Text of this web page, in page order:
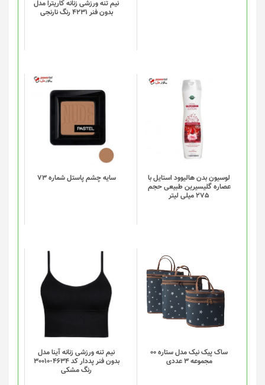
نیم تنه ورزشی زنانه کاریترا مدل
بدون فنر 4231 رنگ نارنجی
گزینه
ها
محصول
انتخاب
شوند
لوسیون بدن هالیوود استایل با
عصاره گلیسیرین طبیعی حجم
275 میلی لیتر
سایه چشم پاستل شماره 73
ساک پیک نیک مدل ستاره 00
مجموعه 3 عددی
این
محصول
دارای
انواع
مختلفی
گزینه
ها
نیم تنه ورزشی زنانه آینا مدل
بدون فنر پددار کد 4634-30010
رنگ مشکی
محصول
دارای
باشد.
گزینه
ها
ممکن